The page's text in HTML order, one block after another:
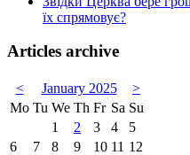
їх спрямовує?
Articles archive
< January 2025
>
Mo Tu We Th Fr Sa Su
1
2 3 4
5
6
7 8 9 10 11 12